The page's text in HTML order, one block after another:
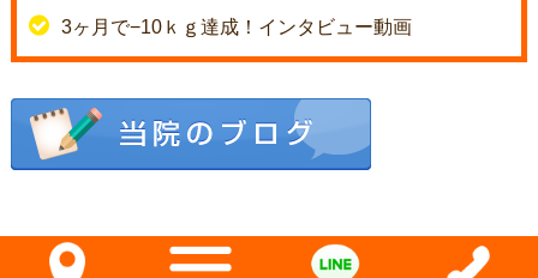
3ヶ月で−10ｋｇ達成！インタビュー動画
Copyright(c) 2023 きずな整骨院・きずな整体院 All Rights Reserved.